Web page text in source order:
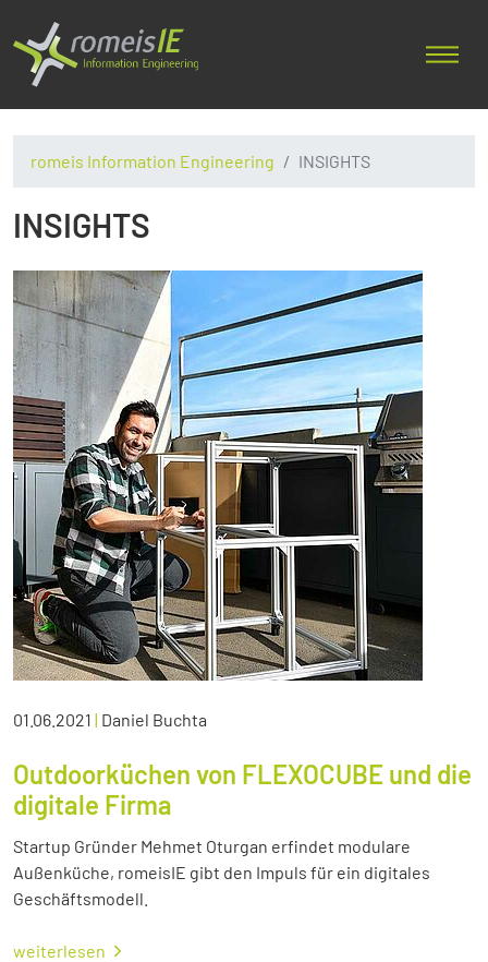
romeis Information Engineering INSIGHTS
INSIGHTS
01.06.2021 | Daniel Buchta
Outdoorküchen von FLEXOCUBE und die
digitale Firma
Startup Gründer Mehmet Oturgan erfindet modulare
Außenküche, romeisIE gibt den Impuls für ein digitales
Geschäftsmodell.
weiterlesen